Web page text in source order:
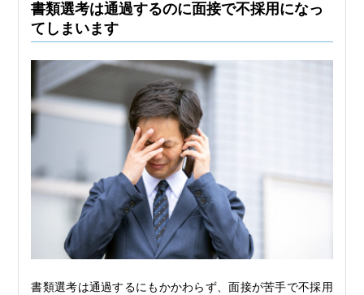
書類選考は通過するのに面接で不採用になっ
てしまいます
書類選考は通過するにもかかわらず、面接が苦手で不採用